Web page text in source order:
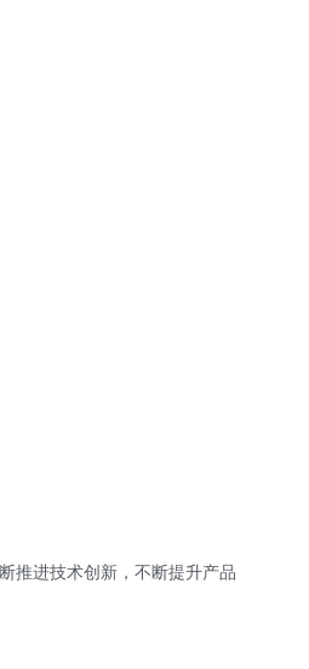
推进技术创新，不断提升产品